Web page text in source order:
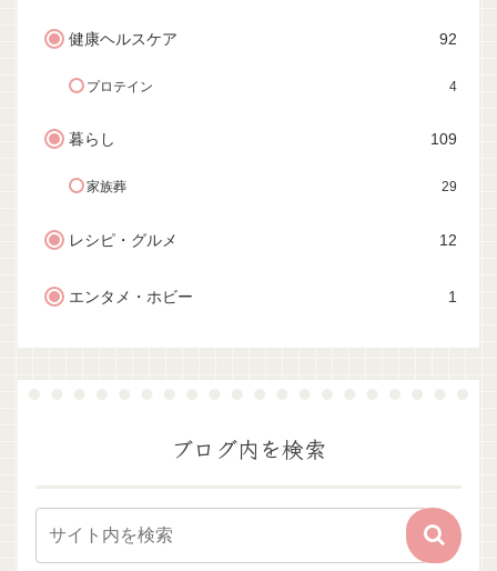
健康ヘルスケア 92
プロテイン 4
暮らし 109
家族葬 29
レシピ・グルメ 12
エンタメ・ホビー 1
ブログ内を検索